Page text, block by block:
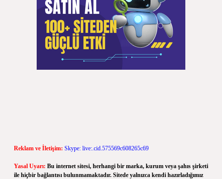
Reklam ve İletişim: Skype: live:.cid.575569c608265c69
Yasal Uyarı: Bu internet sitesi, herhangi bir marka, kurum veya şahıs şirketi
ile hiçbir bağlantısı bulunmamaktadır. Sitede yalnızca kendi hazırladığımız